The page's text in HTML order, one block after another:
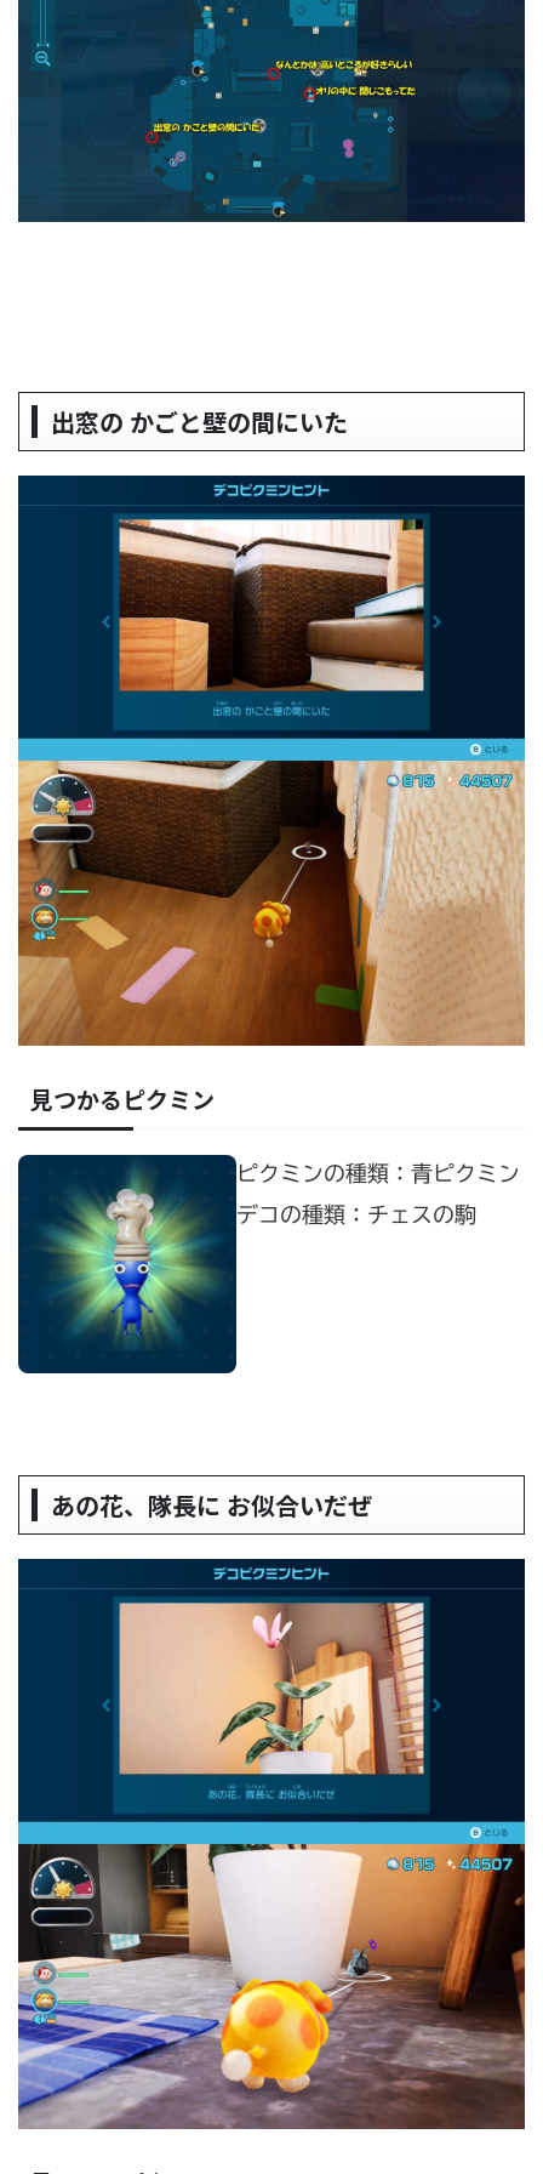
出窓の かごと壁の間にいた
見つかるピクミン
ピクミンの種類：青ピクミン
デコの種類：チェスの駒
あの花、隊長に お似合いだぜ